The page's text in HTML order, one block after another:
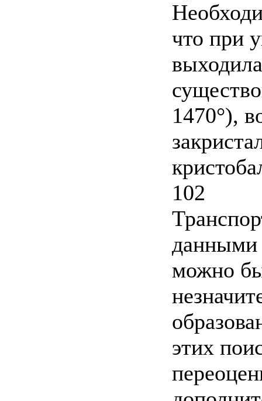
что при
1470°),
102
данными
можно
этих